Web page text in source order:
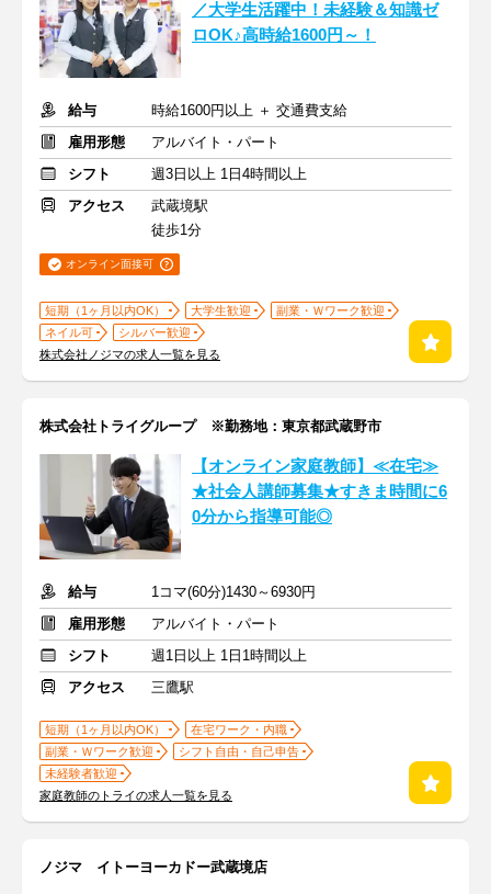
／大学生活躍中！未経験＆知識ゼ
ロOK♪高時給1600円～！
給与
時給1600円以上 ＋ 交通費支給
雇用形態
アルバイト・パート
シフト
週3日以上 1日4時間以上
アクセス
武蔵境駅
徒歩1分
オンライン面接可
短期（1ヶ月以内OK） 大学生歓迎
副業・Ｗワーク歓迎
ネイル可
シルバー歓迎
株式会社ノジマの求人一覧を見る
株式会社トライグループ ※勤務地：東京都武蔵野市
【オンライン家庭教師】≪在宅≫
★社会人講師募集★すきま時間に6
0分から指導可能◎
給与
1コマ(60分)1430～6930円
雇用形態
アルバイト・パート
シフト
週1日以上 1日1時間以上
アクセス
三鷹駅
短期（1ヶ月以内OK）
在宅ワーク・内職
副業・Ｗワーク歓迎
シフト自由・自己申告
未経験者歓迎
家庭教師のトライの求人一覧を見る
ノジマ イトーヨーカドー武蔵境店